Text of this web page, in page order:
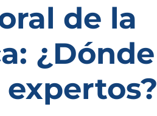
de la
¿Dónde